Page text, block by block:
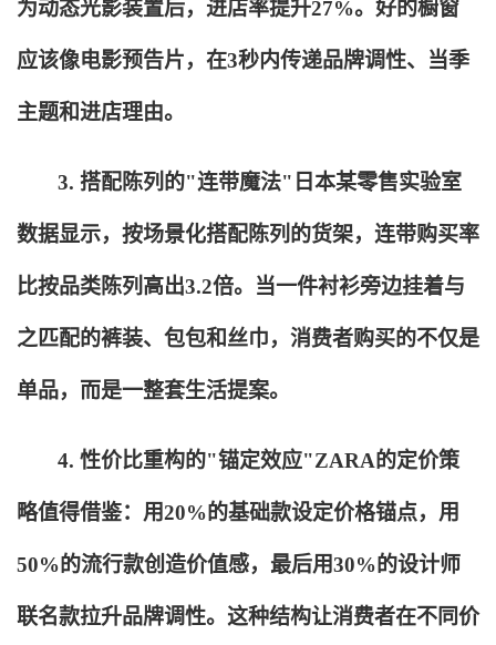
为动态光影装置后，进店率提升27%。好的橱窗
应该像电影预告片，在3秒内传递品牌调性、当季
主题和进店理由。
3. 搭配陈列的"连带魔法"日本某零售实验室
数据显示，按场景化搭配陈列的货架，连带购买率
比按品类陈列高出3.2倍。当一件衬衫旁边挂着与
之匹配的裤装、包包和丝巾，消费者购买的不仅是
单品，而是一整套生活提案。
4. 性价比重构的"锚定效应"ZARA的定价策
略值得借鉴：用20%的基础款设定价格锚点，用
50%的流行款创造价值感，最后用30%的设计师
联名款拉升品牌调性。这种结构让消费者在不同价